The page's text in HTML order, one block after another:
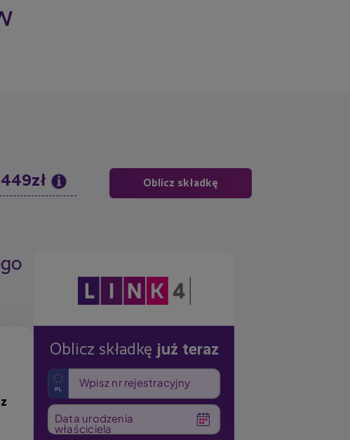
449zł Oblicz składkę
Obraz
Oblicz składkę już teraz
Wpisz nr rejestracyjny
Data urodzenia
właściciela